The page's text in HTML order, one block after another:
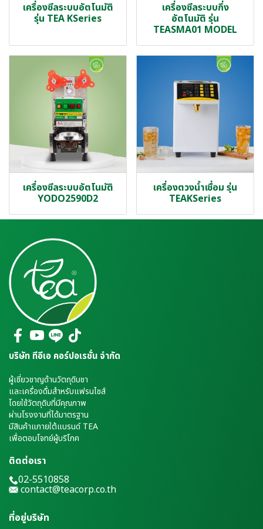
เครื่องซีลระบบอัตโนมัติ
รุ่น TEA KSeries
เครื่องซีลระบบกึ่ง
อัตโนมัติ รุ่น
TEASMA01 MODEL
เครื่องซีลระบบอัตโนมัติ
YODO2590D2
เครื่องตวงน้ำเชื่อม รุ่น
TEAKSeries
บริษัท ทีอีเอ คอร์ปอเรชั่น จำกัด
ผู้เชี่ยวชาญด้านวัตถุดิบชา
และเครื่องดื่มสำหรับแฟรนไชส์
โดยใช้วัตถุดิบที่มีคุณภาพ
ผ่านโรงงานที่ได้มาตรฐาน
มีสินค้าแภายใต้แบรนด์ TEA
เพื่อตอบโจทย์ผู้บริโภค
ติดต่อเรา
02-5510858
contact@teacorp.co.th
ที่อยู่บริษัท